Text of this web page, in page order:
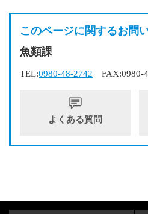
このページに関するお問
魚類課
TEL:0980-48-2742 FAX:0980-
よくある質問